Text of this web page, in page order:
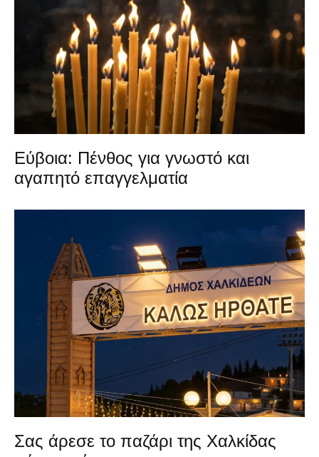
Εύβοια: Πένθος για γνωστό και
αγαπητό επαγγελματία
Σας άρεσε το παζάρι της Χαλκίδας